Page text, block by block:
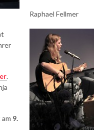
Raphael Fellmer
.
9.